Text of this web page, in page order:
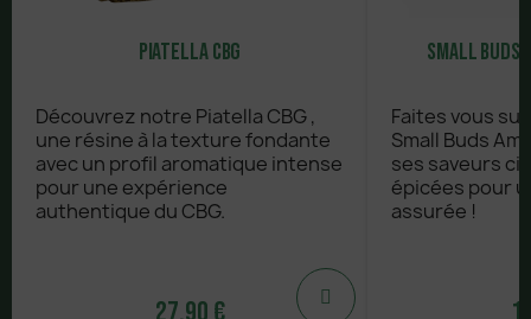
Piatella CBG
Découvrez notre Piatella CBG ,
une résine à la texture fondante
avec un profil aromatique intense
pour une expérience
authentique du CBG.
27,90 €
Small Buds
Faites vous
Small Buds
ses saveurs
épicées pour
assurée !